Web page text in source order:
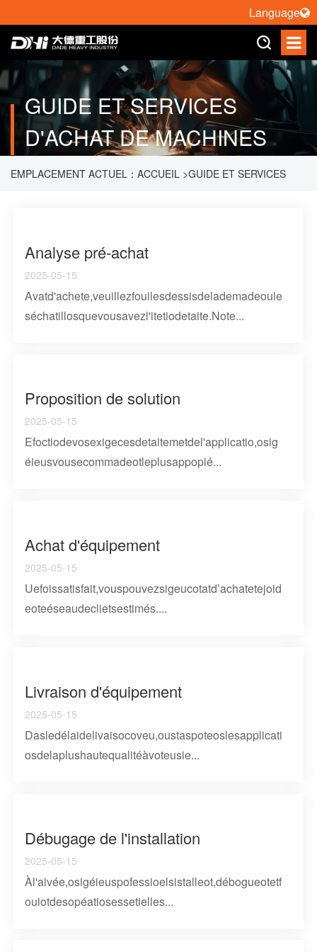
GUIDE ET SERVICES
D'ACHAT DE MACHINES
EMPLACEMENT ACTUEL： ACCUEIL >GUIDE ET SERVICES
Analyse pré-achat
2025-05-15
Avatd'achete,veuillezfouilesdessisdelademadeoule
séchatillosquevousavezl'itetiodetaite.Note...
Proposition de solution
2025-05-15
Efoctiodevosexigecesdetaitemetdel'applicatio,osig
éieusvousecommadeotleplusappopié...
Achat d'équipement
2025-05-15
Uefoissatisfait,vouspouvezsigeucotatd’achatetejoid
eoteéseaudeclietsestimés....
Livraison d'équipement
2025-05-15
Dasledélaidelivaisocoveu,oustaspoteoslesapplicati
osdelaplushautequalitéàvoteusie...
Débugage de l'installation
2025-05-15
Àl'aivée,osigéieuspofessioelsistalleot,débogueotetf
ouiotdesopéatiosessetielles...
Language